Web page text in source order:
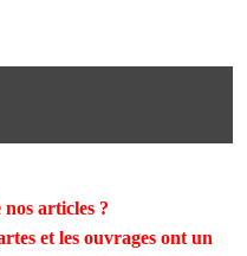
articles ?
et les ouvrages ont un